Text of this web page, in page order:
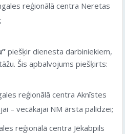
reģionālā centra Neretas
piešķir dienesta darbiniekiem,
Šis apbalvojums piešķirts:
reģionālā centra Aknīstes
– vecākajai NM ārsta palīdzei;
reģionālā centra Jēkabpils